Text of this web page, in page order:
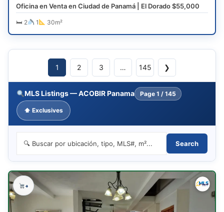
Oficina en Venta en Ciudad de Panamá | El Dorado $55,000
🛏 2 1 30m²
1 2 3 … 145 ❯
MLS Listings — ACOBIR Panama Page1 / 145
⬆ Exclusives
Search
+